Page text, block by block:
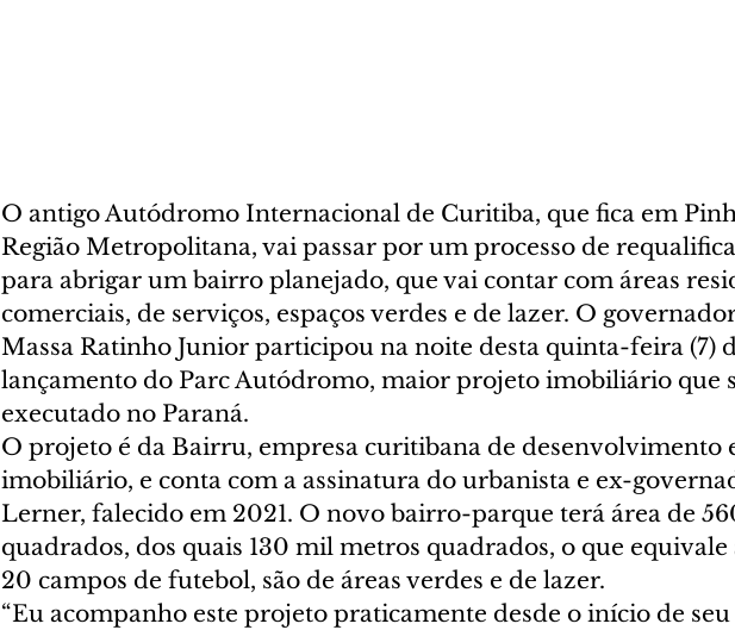
O antigo Autódromo Internacional de Curitiba, que fica em
Região Metropolitana, vai passar por um processo de
para abrigar um bairro planejado, que vai contar com áreas
comerciais, de serviços, espaços verdes e de lazer. O
Massa Ratinho Junior participou na noite desta quinta-feira (7)
lançamento do Parc Autódromo, maior projeto imobiliário que
executado no Paraná.
O projeto é da Bairru, empresa curitibana de desenvolvimento
imobiliário, e conta com a assinatura do urbanista e ex-
Lerner, falecido em 2021. O novo bairro-parque terá área de
quadrados, dos quais 130 mil metros quadrados, o que equivale
20 campos de futebol, são de áreas verdes e de lazer.
“Eu acompanho este projeto praticamente desde o início de seu